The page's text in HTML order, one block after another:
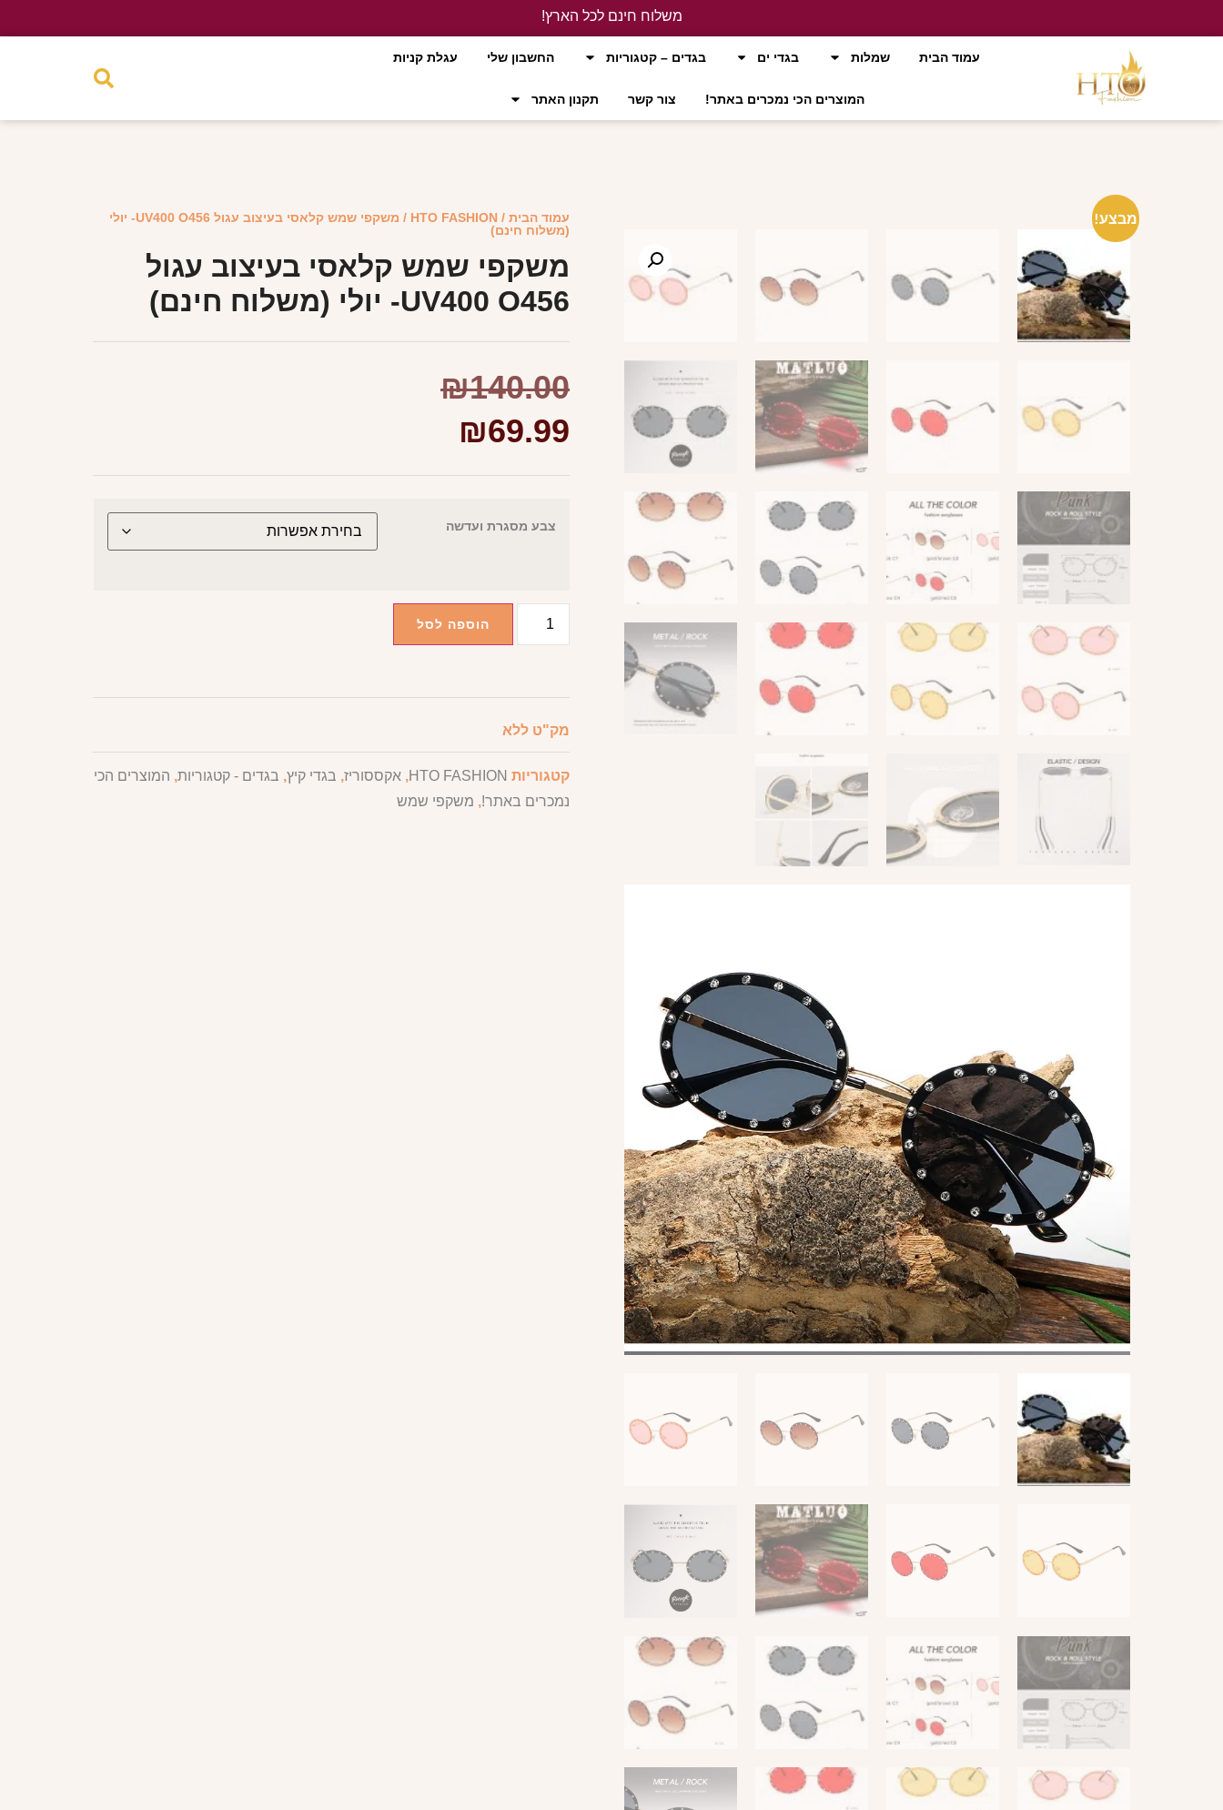
משלוח חינם לכל הארץ!
עמוד הבית
שמלות בגדי ים בגדים – קטגוריות החשבון שלי עגלת קניות
המוצרים הכי נמכרים באתר! צור קשר תקנון האתר
מבצע! עמוד הבית /
HTO FASHION
/ משקפי שמש קלאסי בעיצוב עגול UV400 O456- יולי
(משלוח חינם)
משקפי שמש קלאסי בעיצוב עגול
UV400 O456- יולי (משלוח חינם)
₪140.00
₪69.99
צבע מסגרת ועדשה
הוספה לסל
מק"ט ללא
קטגוריות HTO FASHION
, אקססוריז, בגדי קיץ, בגדים - קטגוריות, המוצרים הכי
נמכרים באתר!, משקפי שמש